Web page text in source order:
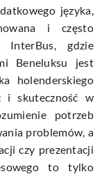
języka,
i często
gdzie
Beneluksu jest
holenderskiego
i skuteczność w
potrzeb
problemów, a
czy prezentacji
to tylko